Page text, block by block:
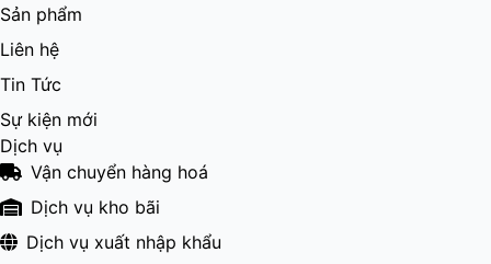
Sản phẩm
Liên hệ
Tin Tức
Sự kiện mới
Dịch vụ
Vận chuyển hàng hoá
Dịch vụ kho bãi
Dịch vụ xuất nhập khẩu